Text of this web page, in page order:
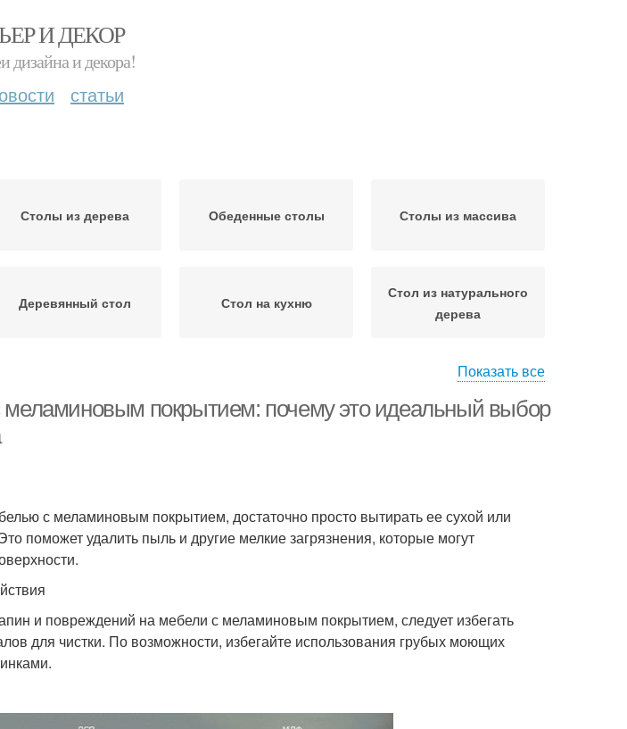
И ДЕКОР
дизайна и декора!
статьи
Столы из дерева Обеденные столы Столы из массива
Деревянный стол Стол на кухню
Стол из натурального
дерева
Показать все
покрытием: почему это идеальный выбор
с меламиновым покрытием, достаточно просто вытирать ее сухой или
поможет удалить пыль и другие мелкие загрязнения, которые могут
и повреждений на мебели с меламиновым покрытием, следует избегать
для чистки. По возможности, избегайте использования грубых моющих